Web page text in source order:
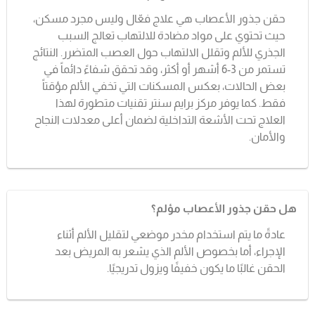
حقن جذور الأعصاب هي علاج فعّال وليس مجرد مسكن،
حيث تحتوي على مواد مضادة للالتهاب تعالج السبب
الجذري للألم وتقلل الالتهاب حول العصب المتضرر. النتائج
تستمر من 3-6 أشهر أو أكثر، وقد تحقق شفاءً دائماً في
بعض الحالات، بعكس المسكنات التي تخفي الألم مؤقتاً
فقط. كما يوفر مركز برايم سنتر تقنيات متطورة لهذا
العلاج تحت الأشعة التداخلية لضمان أعلى معدلات النجاح
والأمان.
هل حقن جذور الأعصاب مؤلم؟
عادةً ما يتم استخدام مخدر موضعي لتقليل الألم أثناء
الإجراء، أما بخصوص الألم الذي يشعر به المريض بعد
الحقن غالبًا ما يكون خفيفًا ويزول تدريجيًا.